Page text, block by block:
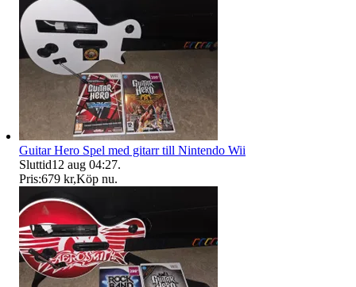
Guitar Hero Spel med gitarr till Nintendo Wii
Sluttid12 aug 04:27.
Pris:679 kr,Köp nu.